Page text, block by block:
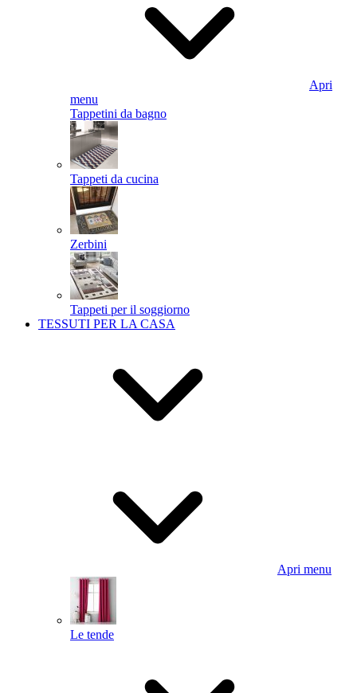
Apri
menu
Tappetini da bagno
Tappeti da cucina
Zerbini
Tappeti per il soggiorno
TESSUTI PER LA CASA
Apri menu
Le tende